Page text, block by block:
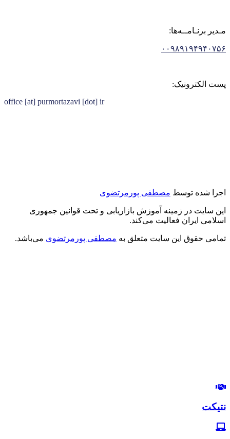
مـدیر برنـامــه‌ها:
۰۰۹۸۹۱۹۴۹۴۰۷۵۶
پست الکترونیک:
office [at] purmortazavi [dot] ir
اجرا شده توسط مصطفی پورمرتضوی
این سایت در زمینه آموزش بازاریابی و تحت قوانین جمهوری
اسلامی ایران فعالیت می‌کند.
تمامی حقوق این سایت متعلق به مصطفی پورمرتضوی می‌باشد.
نتیکت